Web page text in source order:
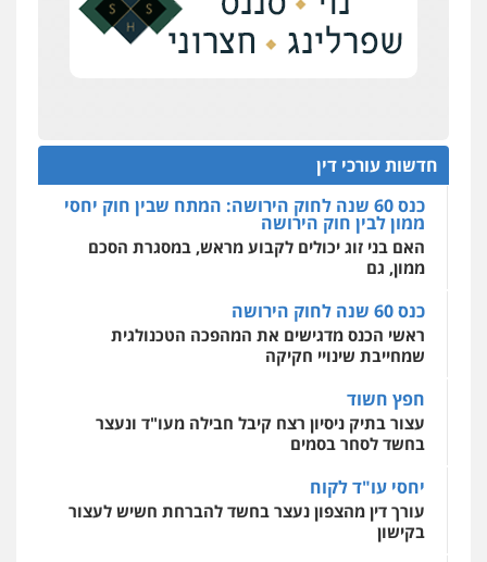
0504578527
אחסון אתרים
מהירות הגנה גיבוי תמיכה שירותים
מקצועיים לעורכי דין
מרכז התחלה חדשה
אסירים עבירות מין שירותים מקצועיים
לעורכי דין
חדשות עורכי דין
מחוז מרכז לפני הכנסת
כנס תביעות ייצוגיות: הדילמה בין זכויות צרכנים
הדוקטורט של עו"ד יואב ציוני: מע"מ ומוסדות ללא
כוונת רווח
כנס 60 שנה לחוק הירושה: המתח שבין חוק יחסי
ממון לבין חוק הירושה
האם בני זוג יכולים לקבוע מראש, במסגרת הסכם
ממון, גם
כנס 60 שנה לחוק הירושה
ראשי הכנס מדגישים את המהפכה הטכנולגית
שמחייבת שינויי חקיקה
חפץ חשוד
עצור בתיק ניסיון רצח קיבל חבילה מעו"ד ונעצר
בחשד לסחר בסמים
יחסי עו"ד לקוח
עורך דין מהצפון נעצר בחשד להברחת חשיש לעצור
בקישון